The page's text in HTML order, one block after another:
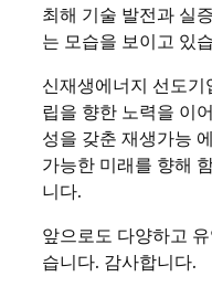
최해 기술 발전과 실
는 모습을 보이고 있
신재생에너지 선도
립을 향한 노력을 이
성을 갖춘 재생가능
가능한 미래를 향해
니다.
앞으로도 다양하고
습니다. 감사합니다.